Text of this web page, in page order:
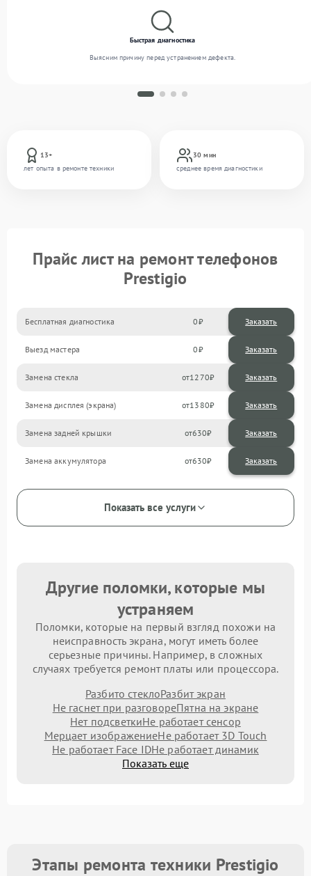
13+
лет опыта в ремонте техники
30 мин
среднее время диагностики
Быстрая диагностика
Выясним причину перед устранением дефекта.
Прайс лист на ремонт телефонов
Prestigio
Бесплатная диагностика 0 Заказать
Выезд мастера 0 Заказать
Замена стекла 1270
Замена дисплея (экрана) 1380
Замена задней крышки 630
Замена аккумулятора 630
Показать все услуги
Другие поломки, которые мы
устраняем
Поломки, которые на первый взгляд похожи на
неисправность экрана, могут иметь более
серьезные причины. Например, в сложных
случаях требуется ремонт платы или процессора.
Разбито стеклоРазбит экран
Не гаснет при разговореПятна на экране
Нет подсветкиНе работает сенсор
Мерцает изображениеНе работает 3D Touch
Не работает Face IDНе работает динамик
Показать еще
Этапы ремонта техники Prestigio